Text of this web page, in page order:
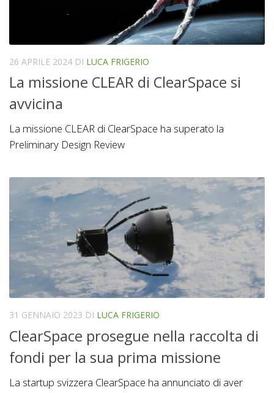
26 APRILE 2024 DI LUCA FRIGERIO
La missione CLEAR di ClearSpace si
avvicina
La missione CLEAR di ClearSpace ha superato la
Preliminary Design Review
31 GENNAIO 2023 DI LUCA FRIGERIO
ClearSpace prosegue nella raccolta di
fondi per la sua prima missione
La startup svizzera ClearSpace ha annunciato di aver